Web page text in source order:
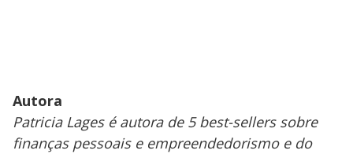
Autora
Patricia Lages é autora de 5 best-sellers sobre
finanças pessoais e empreendedorismo e do